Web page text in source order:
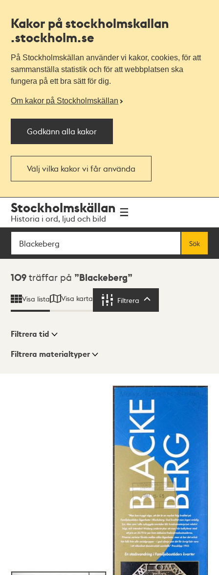
Kakor på stockholmskallan
.stockholm.se
På Stockholmskällan använder vi kakor, cookies, för att
sammanställa statistik och för att webbplatsen ska
fungera på ett bra sätt för dig.
Om kakor på Stockholmskällan
Godkänn alla kakor
Välj vilka kakor vi får använda
navigationen
huvudinnehållet
Stockholmskällan
Historia i ord, ljud och bild
Sök
Sök
Sökresultat
109 träffar på Blackeberg
Visa lista Visa karta Filtrera
Visningsläge
Filtrera tid
Filtrera materialtyper